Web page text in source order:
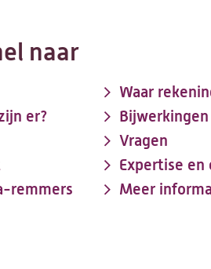
naar
er?
remmers
Waar
Vragen
Expertise en
Meer